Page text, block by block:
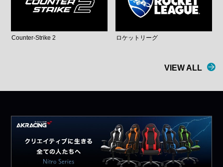
Counter-Strike 2 ロケットリーグ
VIEW ALL